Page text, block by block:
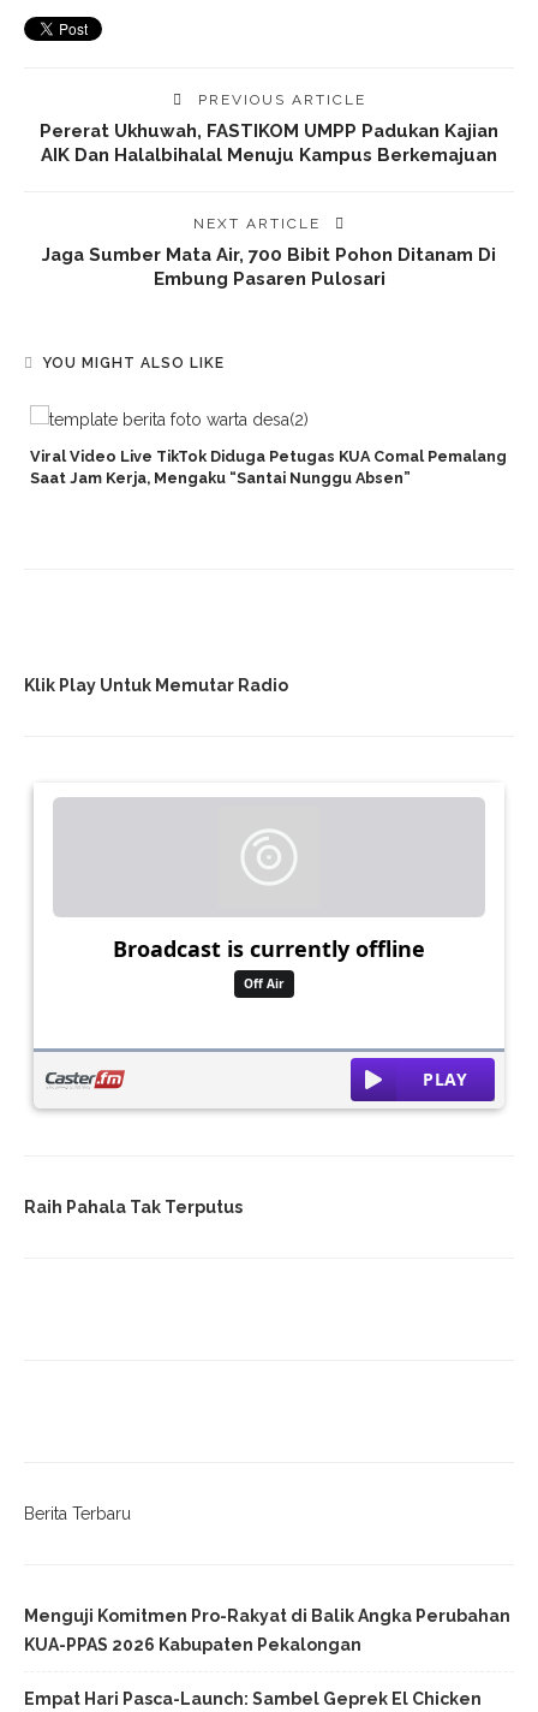
PREVIOUS ARTICLE
Pererat Ukhuwah, FASTIKOM UMPP Padukan Kajian
AIK Dan Halalbihalal Menuju Kampus Berkemajuan
NEXT ARTICLE
Jaga Sumber Mata Air, 700 Bibit Pohon Ditanam Di
Embung Pasaren Pulosari
YOU MIGHT ALSO LIKE
Viral Video Live TikTok Diduga Petugas KUA Comal Pemalang
Saat Jam Kerja, Mengaku “Santai Nunggu Absen”
Klik Play Untuk Memutar Radio
Raih Pahala Tak Terputus
Berita Terbaru
Menguji Komitmen Pro-Rakyat di Balik Angka Perubahan
KUA-PPAS 2026 Kabupaten Pekalongan
Empat Hari Pasca-Launch: Sambel Geprek El Chicken